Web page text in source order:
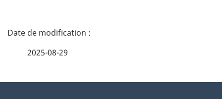
D
2025-08-29